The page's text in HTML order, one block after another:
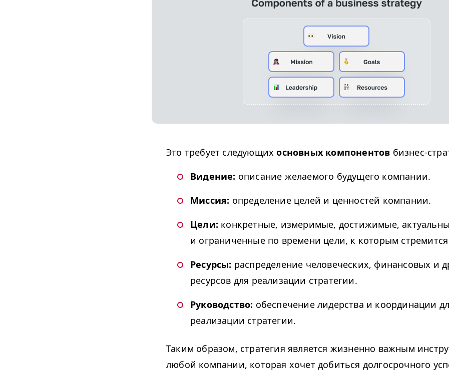
Это требует следующих основных компонентов бизнес-
Видение: описание желаемого будущего компании.
Миссия: определение целей и ценностей компании.
Цели: конкретные, измеримые, достижимые,
и ограниченные по времени цели, к которым
Ресурсы: распределение человеческих, финансовых и
ресурсов для реализации стратегии.
Руководство: обеспечение лидерства и координации
реализации стратегии.
Таким образом, стратегия является жизненно важным
любой компании, которая хочет добиться долгосрочного